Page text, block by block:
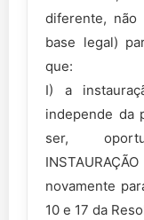
diferente, não
base legal)
que:
I) a
independe da
ser,
novamente
10 e 17 da